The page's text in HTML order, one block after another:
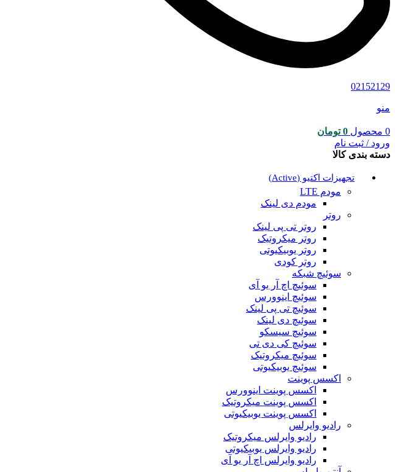
02152129
منو
0 محصول 0 تومان
ورود / ثبت نام
دسته بندی کالا
تجهیزات اکتیو (Active)
مودم LTE
مودم دی لینک
روتر
روتر تی پی لینک
روتر میکروتیک
روتر یوبیکیوتی
روتر کودی
سوئیچ شبکه
سوئیچ اچ آر یو آی
سوئیچ اینوورس
سوئیچ تی پی لینک
سوئیچ دی لینک
سوئیچ سیسکو
سوئیچ کی دی تی
سوئیچ میکروتیک
سوئیچ یوبیکیوتی
اکسس پوینت
اکسس پوینت اینوورس
اکسس پوینت میکروتیک
اکسس پوینت یوبیکیوتی
رادیو وایرلس
رادیو وایرلس میکروتیک
رادیو وایرلس یوبیکیوتی
رادیو وایرلس اچ آر یو آی